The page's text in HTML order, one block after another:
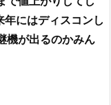
にはディスコンし
機が出るのかみん